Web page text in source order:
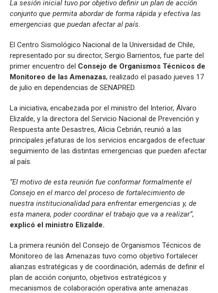
La sesión inicial tuvo por objetivo definir un plan de acción
conjunto que permita abordar de forma rápida y efectiva las
emergencias que puedan afectar al país.
El Centro Sismológico Nacional de la Universidad de Chile,
representado por su director, Sergio Barrientos, fue parte del
primer encuentro del Consejo de Organismos Técnicos de
Monitoreo de las Amenazas, realizado el pasado jueves 17
de julio en dependencias de SENAPRED.
La iniciativa, encabezada por el ministro del Interior, Álvaro
Elizalde, y la directora del Servicio Nacional de Prevención y
Respuesta ante Desastres, Alicia Cebrián, reunió a las
principales jefaturas de los servicios encargados de efectuar
seguimiento de las distintas emergencias que pueden afectar
al país.
“El motivo de esta reunión fue conformar formalmente el
Consejo en el marco del proceso de fortalecimiento de
nuestra institucionalidad para enfrentar emergencias y, de
esta manera, poder coordinar el trabajo que va a realizar”,
explicó el ministro Elizalde.
La primera reunión del Consejo de Organismos Técnicos de
Monitoreo de las Amenazas tuvo como objetivo fortalecer
alianzas estratégicas y de coordinación, además de definir el
plan de acción conjunto, objetivos estratégicos y
mecanismos de colaboración operativa ante amenazas